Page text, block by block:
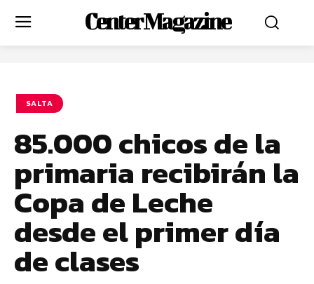
Center Magazine
SALTA
85.000 chicos de la
primaria recibirán la
Copa de Leche
desde el primer día
de clases